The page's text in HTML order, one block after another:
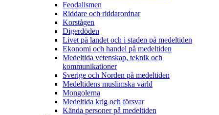
Feodalismen
Riddare och riddarordnar
Korstågen
Digerdöden
Livet på landet och i staden på medeltiden
Ekonomi och handel på medeltiden
Medeltida vetenskap, teknik och
kommunikationer
Sverige och Norden på medeltiden
Medeltidens muslimska värld
Mongolerna
Medeltida krig och försvar
Kända personer på medeltiden